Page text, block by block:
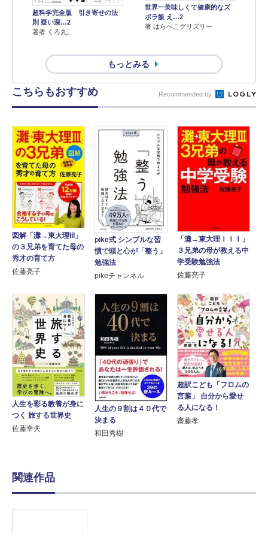
超科学完全版 引き寄せの法
則 疑い深…2
著者 くろ丸。
世界一美味しくて健康的なズ
ボラ飯 え…2
著 はらぺこグリズリー
もっとみる
こちらもおすすめ Recommended by
図解「灘→東大理III」
の３兄弟を育てた母の
秀才の育て方
佐藤亮子
pike式 シンプルな習
慣で頭と心が「整う」
勉強法
pikeチャンネル
「灘→東大理ＩＩＩ」
３兄弟の母が教える中
学受験勉強法
佐藤亮子
人生を彩る教養が身に
つく 旅する世界史
佐藤幸夫
人生の９割は４０代で
決まる
和田秀樹
超訳こども「フロムの
言葉」 自分から愛せ
る人になる！
齋藤孝
関連作品